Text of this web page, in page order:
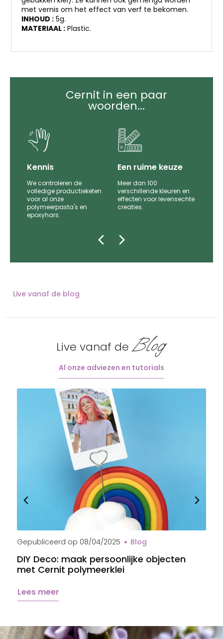
met vernis om het effect van verf te bekomen.
INHOUD : 5g.
MATERIAAL : Plastic.
Cernit in een paar
woorden...
Kennis
We controleren de
volledige productieketen
voor al onze
polymeerpasta's en
epoxyhars.
Een ruime keuze
Meer dan 100
verschillende kleuren en
effecten voor levensechte
creaties.
Live vanaf de blog
Live vanaf de Blog
Al onze adviezen en tutorials
Gepubliceerd op 08/04/2025 Blog
DIY Deco: maak persoonlijke objecten
met Cernit polymeerklei
Lees meer